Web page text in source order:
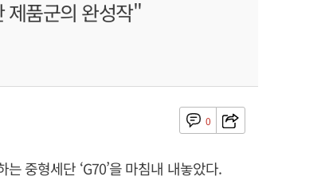
제품군의 완성작"
0
중형세단 ‘G70’을 마침내 내놓았다.